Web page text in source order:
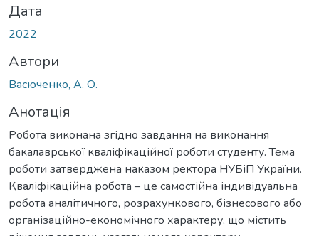
Дата
2022
Автори
Васюченко, А. О.
Анотація
Робота виконана згідно завдання на виконання
бакалаврської кваліфікаційної роботи студенту. Тема
роботи затверджена наказом ректора НУБіП України.
Кваліфікаційна робота – це самостійна індивідуальна
робота аналітичного, розрахункового, бізнесового або
організаційно-економічного характеру, що містить